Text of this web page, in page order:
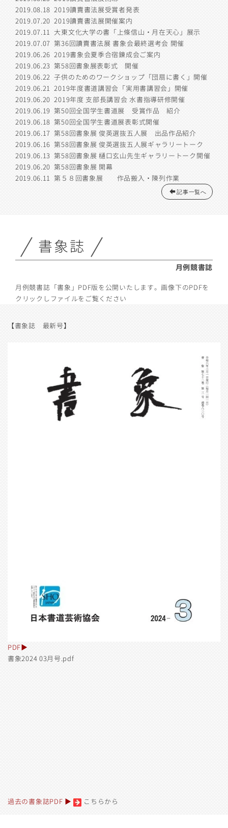
2019.08.182019讀賣書法展受賞者発表
2019.07.202019讀賣書法展開催案内
2019.07.11大東文化大学の書「上條信山・月在天心」展示
2019.07.07第36回讀賣書法展 書象会最終選考会 開催
2019.06.262019書象会夏季合宿錬成会ご案内
2019.06.23第58回書象展表彰式 開催
2019.06.22子供のためのワークショップ「団扇に書く」開催
2019.06.212019年度書道講習会「実用書講習会」開催
2019.06.202019年度 支部長講習会 水書指導研修開催
2019.06.19第50回全国学生書道展 受賞作品 紹介
2019.06.18第50回全国学生書道展表彰式開催
2019.06.17第58回書象展 俊英選抜五人展 出品作品紹介
2019.06.16第58回書象展 俊英選抜五人展ギャラリートーク
2019.06.13第58回書象展 樋口玄山先生ギャラリートーク開催
2019.06.20第58回書象展 開幕
2019.06.11 第５８回書象展 作品搬入・陳列作業
記事一覧へ
書象誌
月例競書誌
月例競書誌「書象」PDF版を公開いたします。画像下のPDFを
クリックしファイルをご覧ください
【書象誌 最新号】
PDF▶︎
書象2024 03月号.pdf
過去の書象誌PDF ▶︎ こちらから